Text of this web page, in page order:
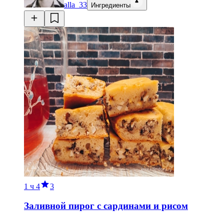
alla_33 Ингредиенты
1 ч 4 3
Заливной пирог с сардинами и рисом